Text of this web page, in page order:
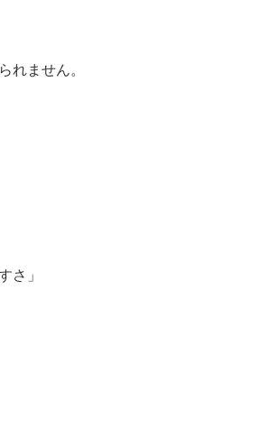
れません。
さ」